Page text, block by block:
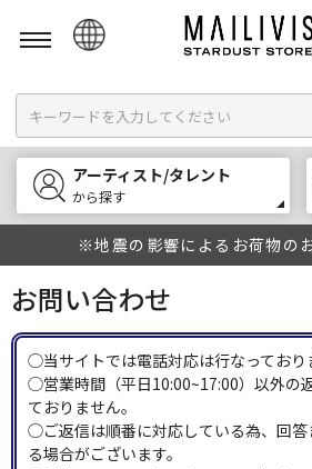
English
한국어
中文
アーティスト/タレント
から探す
※地震の影響によるお荷物の
お問い合わせ
◯当サイトでは電話対応は行なっており
◯営業時間（平日10:00~17:00）以外の
ておりません。
◯ご返信は順番に対応している為、回答
る場合がございます。